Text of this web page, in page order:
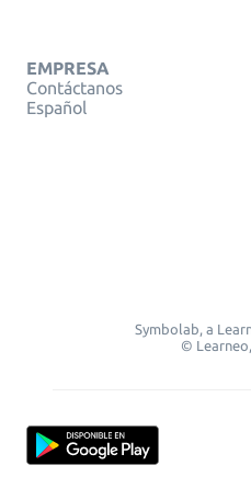
EMPRESA
Contáctanos
Español
Symbolab, a
©